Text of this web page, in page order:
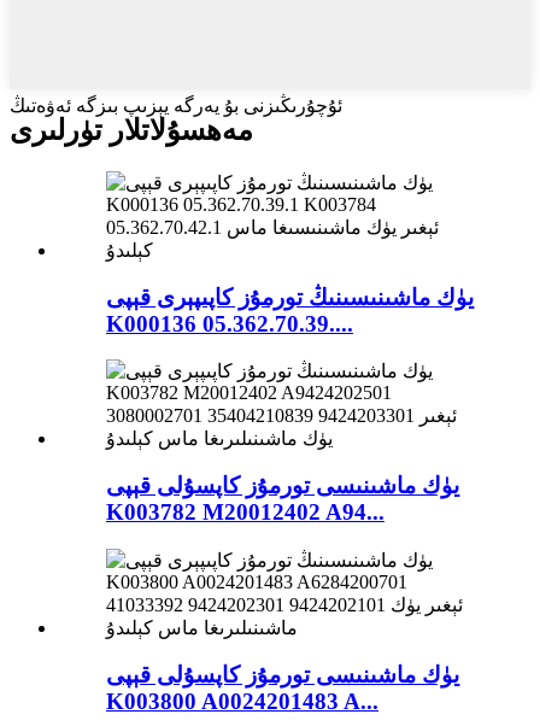
ئۇچۇرىڭىزنى بۇ يەرگە يېزىپ بىزگە ئەۋەتىڭ
مەھسۇلاتلار تۈرلىرى
يۈك ماشىنىسىنىڭ تورمۇز كاپىپېرى قېپى
K000136 05.362.70.39....
يۈك ماشىنىسى تورمۇز كاپسۇلى قېپى
K003782 M20012402 A94...
يۈك ماشىنىسى تورمۇز كاپسۇلى قېپى
K003800 A0024201483 A...